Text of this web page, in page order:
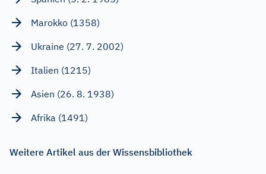
Marokko (1358)
Ukraine (27. 7. 2002)
Italien (1215)
Asien (26. 8. 1938)
Afrika (1491)
Weitere Artikel aus der Wissensbibliothek